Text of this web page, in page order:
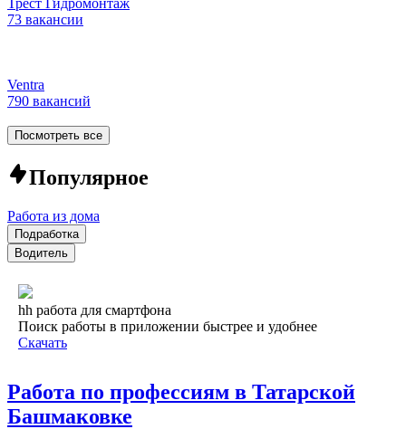
73 вакансии
Ventra
790 вакансий
Посмотреть все
Популярное
Работа из дома
Подработка
Водитель
hh работа для смартфона
Поиск работы в приложении быстрее и удобнее
Скачать
Работа по профессиям в Татарской
Башмаковке